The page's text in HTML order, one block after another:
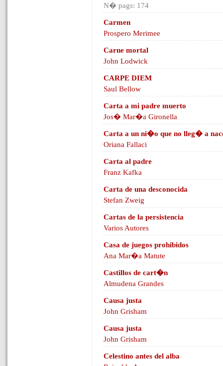
N� pags: 174
Carmen
Prospero Merimee
Carne mortal
John Lodwick
CARPE DIEM
Saul Bellow
Carta a mi padre muerto
Jos� Mar�a Gironella
Carta a un ni�o que no lleg� a
Oriana Fallaci
Carta al padre
Franz Kafka
Carta de una desconocida
Stefan Zweig
Cartas de la persistencia
Varios Autores
Casa de juegos prohibidos
Ana Mar�a Matute
Castillos de cart�n
Almudena Grandes
Causa justa
John Grisham
Causa justa
John Grisham
Celestino antes del alba